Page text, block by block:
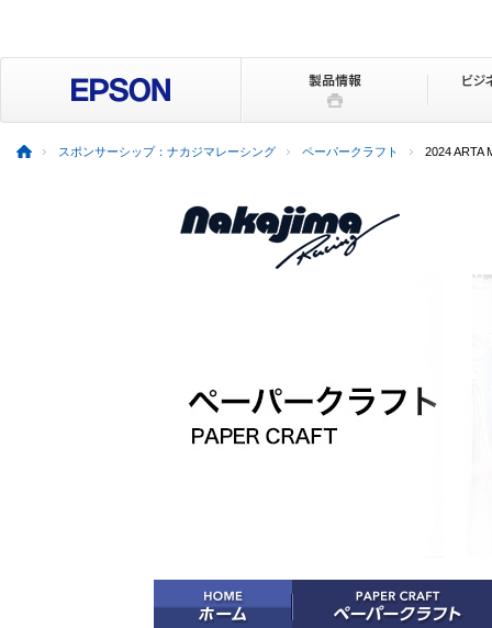
スポンサーシップ：ナカジマレーシング ペーパークラフト 2024 ARTA